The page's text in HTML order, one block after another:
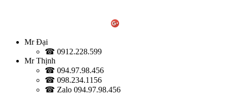
Mr Đại
☎ 0912.228.599
Mr Thịnh
☎ 094.97.98.456
☎ 098.234.1156
☎ Zalo 094.97.98.456